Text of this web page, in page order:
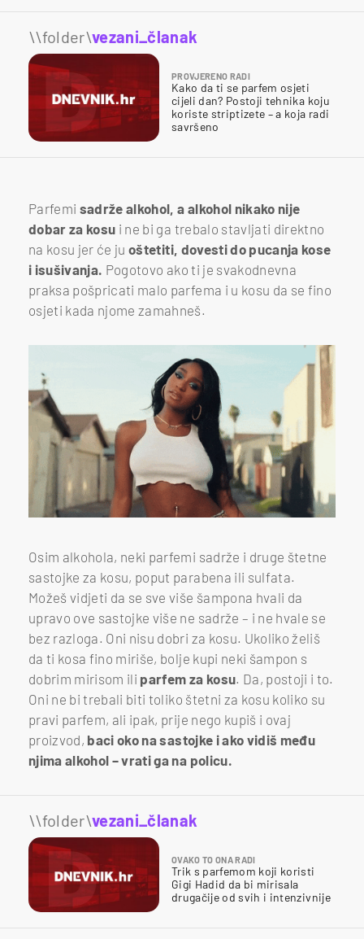
\\folder\vezani_članak
PROVJERENO RADI
Kako da ti se parfem osjeti
cijeli dan? Postoji tehnika koju
koriste striptizete – a koja radi
savršeno
Parfemi sadrže alkohol, a alkohol nikako nije
dobar za kosu i ne bi ga trebalo stavljati direktno
na kosu jer će ju oštetiti, dovesti do pucanja kose
i isušivanja. Pogotovo ako ti je svakodnevna
praksa pošpricati malo parfema i u kosu da se fino
osjeti kada njome zamahneš.
Osim alkohola, neki parfemi sadrže i druge štetne
sastojke za kosu, poput parabena ili sulfata.
Možeš vidjeti da se sve više šampona hvali da
upravo ove sastojke više ne sadrže – i ne hvale se
bez razloga. Oni nisu dobri za kosu. Ukoliko želiš
da ti kosa fino miriše, bolje kupi neki šampon s
dobrim mirisom ili parfem za kosu. Da, postoji i to.
Oni ne bi trebali biti toliko štetni za kosu koliko su
pravi parfem, ali ipak, prije nego kupiš i ovaj
proizvod, baci oko na sastojke i ako vidiš među
njima alkohol – vrati ga na policu.
\\folder\vezani_članak
OVAKO TO ONA RADI
Trik s parfemom koji koristi
Gigi Hadid da bi mirisala
drugačije od svih i intenzivnije